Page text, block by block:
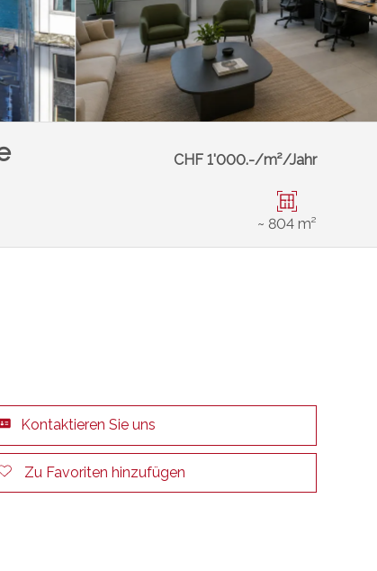
CHF 1'000.-/m²/Jahr
~ 804 m²
Kontaktieren Sie uns
Zu Favoriten hinzufügen